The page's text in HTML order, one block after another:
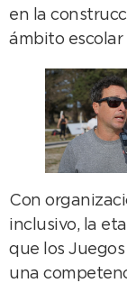
en la
ámbito escolar
Con
inclusivo, la
que los
una